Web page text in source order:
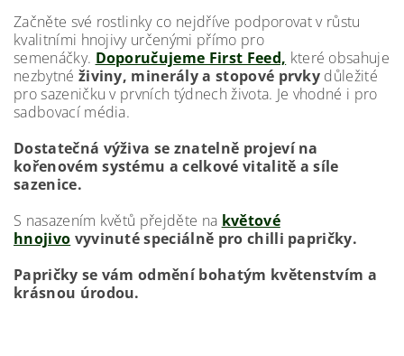
Začněte své rostlinky co nejdříve podporovat v růstu
kvalitními hnojivy určenými přímo pro
semenáčky. Doporučujeme First Feed, které obsahuje
nezbytné živiny, minerály a stopové prvky důležité
pro sazeničku v prvních týdnech života. Je vhodné i pro
sadbovací média.
Dostatečná výživa se znatelně projeví na
kořenovém systému a celkové vitalitě a síle
sazenice.
S nasazením květů přejděte na květové
hnojivo vyvinuté speciálně pro chilli papričky.
Papričky se vám odmění bohatým květenstvím a
krásnou úrodou.